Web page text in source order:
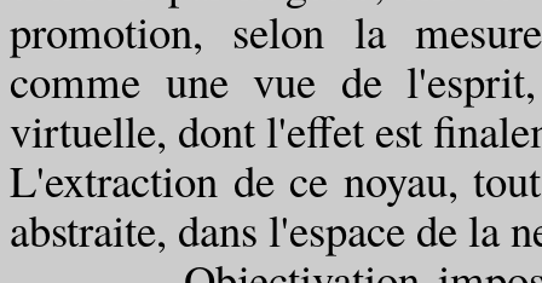
promotion, selon la
comme une vue de
virtuelle, dont l'effet est
L'extraction de ce noyau,
abstraite, dans l'espace de la